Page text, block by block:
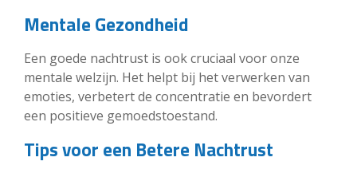
Mentale Gezondheid
Een goede nachtrust is ook cruciaal voor onze
mentale welzijn. Het helpt bij het verwerken van
emoties, verbetert de concentratie en bevordert
een positieve gemoedstoestand.
Tips voor een Betere Nachtrust